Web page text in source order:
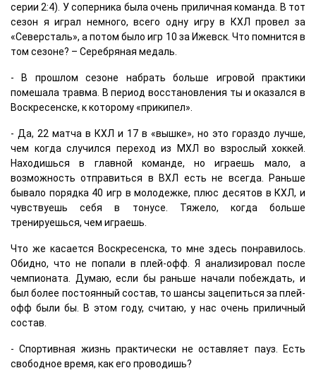
серии 2:4). У соперника была очень приличная команда. В тот
сезон я играл немного, всего одну игру в КХЛ провел за
«Северсталь», а потом было игр 10 за Ижевск. Что помнится в
том сезоне? – Серебряная медаль.
- В прошлом сезоне набрать больше игровой практики
помешала травма. В период восстановления ты и оказался в
Воскресенске, к которому «прикипел».
- Да, 22 матча в КХЛ и 17 в «вышке», но это гораздо лучше,
чем когда случился переход из МХЛ во взрослый хоккей.
Находишься в главной команде, но играешь мало, а
возможность отправиться в ВХЛ есть не всегда. Раньше
бывало порядка 40 игр в молодежке, плюс десятов в КХЛ, и
чувствуешь себя в тонусе. Тяжело, когда больше
тренируешься, чем играешь.
Что же касается Воскресенска, то мне здесь понравилось.
Обидно, что не попали в плей-офф. Я анализировал после
чемпионата. Думаю, если бы раньше начали побеждать, и
был более постоянный состав, то шансы зацепиться за плей-
офф были бы. В этом году, считаю, у нас очень приличный
состав.
- Спортивная жизнь практически не оставляет пауз. Есть
свободное время, как его проводишь?